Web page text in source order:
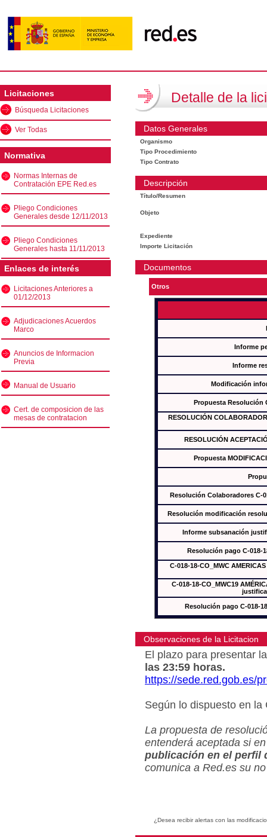
Licitaciones
Búsqueda Licitaciones
Ver Todas
Normativa
Normas Internas de
Contratación EPE Red.es
Pliego Condiciones
Generales desde 12/11/2013
Pliego Condiciones
Generales hasta 11/11/2013
Enlaces de interés
Licitaciones Anteriores a
01/12/2013
Adjudicaciones Acuerdos
Marco
Anuncios de Informacion
Previa
Manual de Usuario
Cert. de composicion de las
mesas de contratacion
Detalle de la
Datos Generales
Organismo
Tipo Procedimiento
Tipo Contrato
Descripción
Título/Resumen
Objeto
Expediente
Importe Licitación
Documentos
Otros
Informe
Informe
Modificación
Propuesta Resolución
RESOLUCIÓN
RESOLUCIÓN
Propuesta
Resolución Colaboradores C-
Resolución modificación
Informe subsanación
Resolución pago C-018-
C-018-18-CO_MWC
C-018-18-CO_MWC19
Resolución pago C-018-
Observaciones de la Licitacion
El plazo para presentar
las 23:59 horas.
https://sede.red.gob.es/
Según lo dispuesto en
La propuesta de
entenderá aceptada si
publicación en el perfil
comunica a Red.es su
¿Desea recibir alertas con las